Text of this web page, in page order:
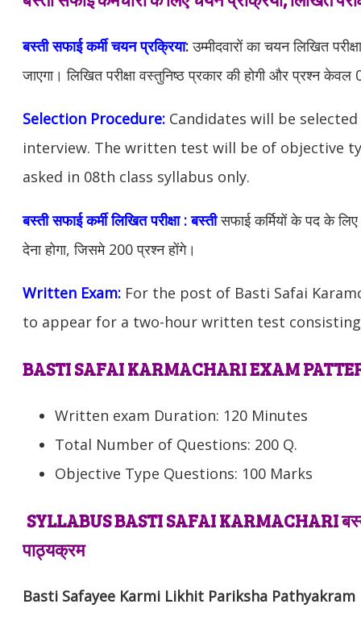
बस्ती सफाई कर्मी चयन प्रक्रिया:उम्मीदवारों का चयन लिखित
जाएगा। लिखित परीक्षा वस्तुनिष्ठ प्रकार की होगी और प्रश्न
Selection Procedure: Candidates will be
interview. The written test will be of objective
asked in 08th class syllabus only.
बस्ती सफाई कर्मी लिखित परीक्षा : बस्ती सफाई कर्मियों के पद के लिए
देना होगा, जिसमे 200 प्रश्न होंगे।
Written Exam: For the post of Basti Safai
to appear for a two-hour written test
BASTI SAFAI KARMACHARI EXAM
Written exam Duration: 120 Minutes
Total Number of Questions: 200 Q.
Objective Type Questions: 100 Marks
SYLLABUS BASTI SAFAI KARMACHARI
पाठ्यक्रम
Basti Safayee Karmi Likhit Pariksha Pathyakram